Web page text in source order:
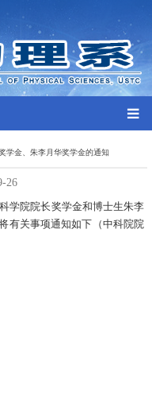
学金、朱李月华奖学金的通知
26
学院院长奖学金和博士生朱李
有关事项通知如下（中科院院